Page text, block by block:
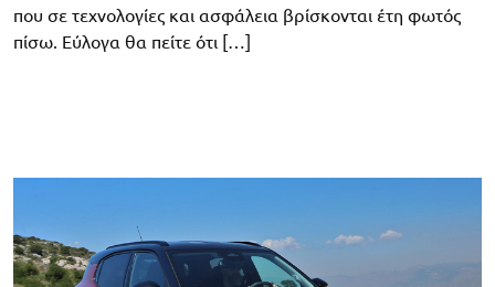
που σε τεχνολογίες και ασφάλεια βρίσκονται έτη φωτός
πίσω. Εύλογα θα πείτε ότι […]